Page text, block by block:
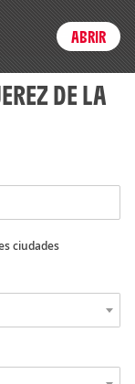
Login
DE LA
ciudades
ABRIR